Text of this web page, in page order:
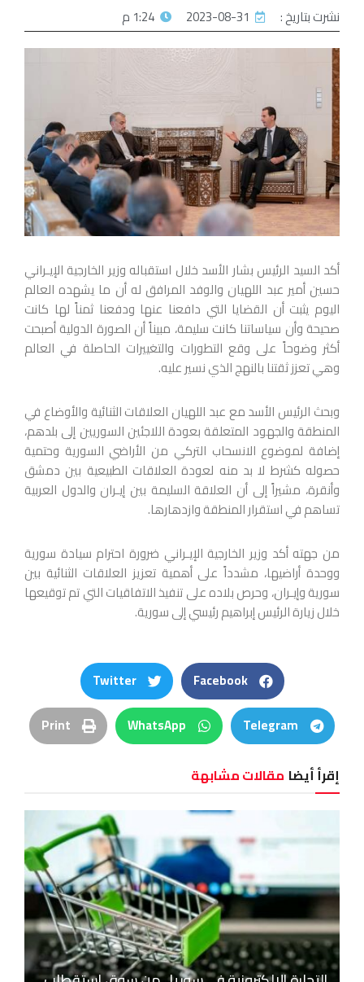
نشرت بتاريخ : 2023-08-31 1:24 م
أكد السيد الرئيس بشار الأسد خلال استقباله وزير الخارجية الإيـراني
حسين أمير عبد اللهيان والوفد المرافق له أن ما يشهده العالم
اليوم يثبت أن القضايا التي دافعنا عنها ودفعنا ثمناً لها كانت
صحيحة وأن سياساتنا كانت سليمة، مبيناً أن الصورة الدولية أصبحت
أكثر وضوحاً على وقع التطورات والتغييرات الحاصلة في العالم
وهي تعزز ثقتنا بالنهج الذي نسير عليه.
وبحث الرئيس الأسد مع عبد اللهيان العلاقات الثنائية والأوضاع في
المنطقة والجهود المتعلقة بعودة اللاجئين السوريين إلى بلدهم،
إضافة لموضوع الانسحاب التركي من الأراضي السورية وحتمية
حصوله كشرط لا بد منه لعودة العلاقات الطبيعية بين دمشق
وأنقرة، مشيراً إلى أن العلاقة السليمة بين إيـران والدول العربية
تساهم في استقرار المنطقة وازدهارها.
من جهته أكد وزير الخارجية الإيـراني ضرورة احترام سيادة سورية
ووحدة أراضيها، مشدداً على أهمية تعزيز العلاقات الثنائية بين
سورية وإيـران، وحرص بلاده على تنفيذ الاتفاقيات التي تم توقيعها
خلال زيارة الرئيس إبراهيم رئيسي إلى سورية.
Facebook
Twitter
Telegram
WhatsApp
Print
إقرأ أيضا مقالات مشابهة